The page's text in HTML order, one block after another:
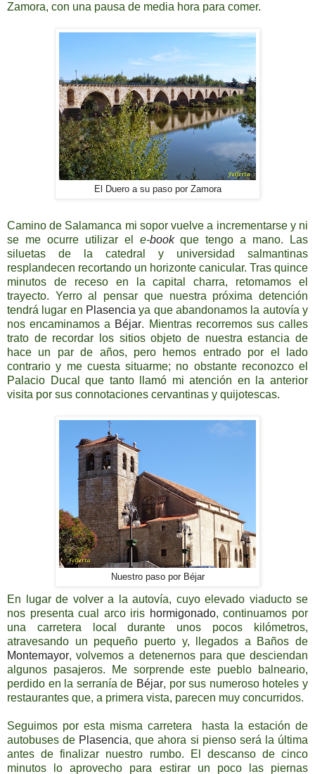
Zamora, con una pausa de media hora para comer.
El Duero a su paso por Zamora
Camino de Salamanca mi sopor vuelve a incrementarse y ni
se me ocurre utilizar el e-bookque tengo a mano. Las
siluetas de la catedral y universidad salmantinas
resplandecen recortando un horizonte canicular. Tras quince
minutos de receso en la capital charra, retomamos el
trayecto. Yerro al pensar que nuestra próxima detención
tendrá lugar en Plasencia ya que abandonamos la autovía y
nos encaminamos a Béjar. Mientras recorremos sus calles
trato de recordar los sitios objeto de nuestra estancia de
hace un par de años, pero hemos entrado por el lado
contrario y me cuesta situarme; no obstante reconozco el
Palacio Ducal que tanto llamó mi atención en la anterior
visita por sus connotaciones cervantinas y quijotescas.
Nuestro paso por Béjar
En lugar de volver a la autovía, cuyo elevado viaducto se
nos presenta cual arco iris hormigonado, continuamos por
una carretera local durante unos pocos kilómetros,
atravesando un pequeño puerto y, llegados a Baños de
Montemayor, volvemos a detenernos para que desciendan
algunos pasajeros. Me sorprende este pueblo balneario,
perdido en la serranía de Béjar, por sus numeroso hoteles y
restaurantes que, a primera vista, parecen muy concurridos.
Seguimos por esta misma carretera hasta la estación de
autobuses de Plasencia, que ahora si pienso será la última
antes de finalizar nuestro rumbo. El descanso de cinco
minutos lo aprovecho para estirar un poco las piernas